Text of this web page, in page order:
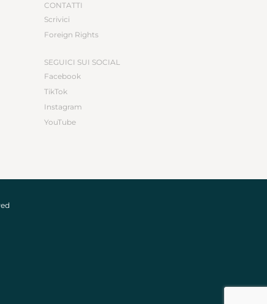
CONTATTI
Scrivici
Foreign Rights
SEGUICI SUI SOCIAL
Facebook
TikTok
Instagram
YouTube